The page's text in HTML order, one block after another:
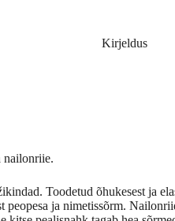
Kirjeldus
nailonriie.
Toodetud õhukesest ja
peopesa ja nimetissõrm.